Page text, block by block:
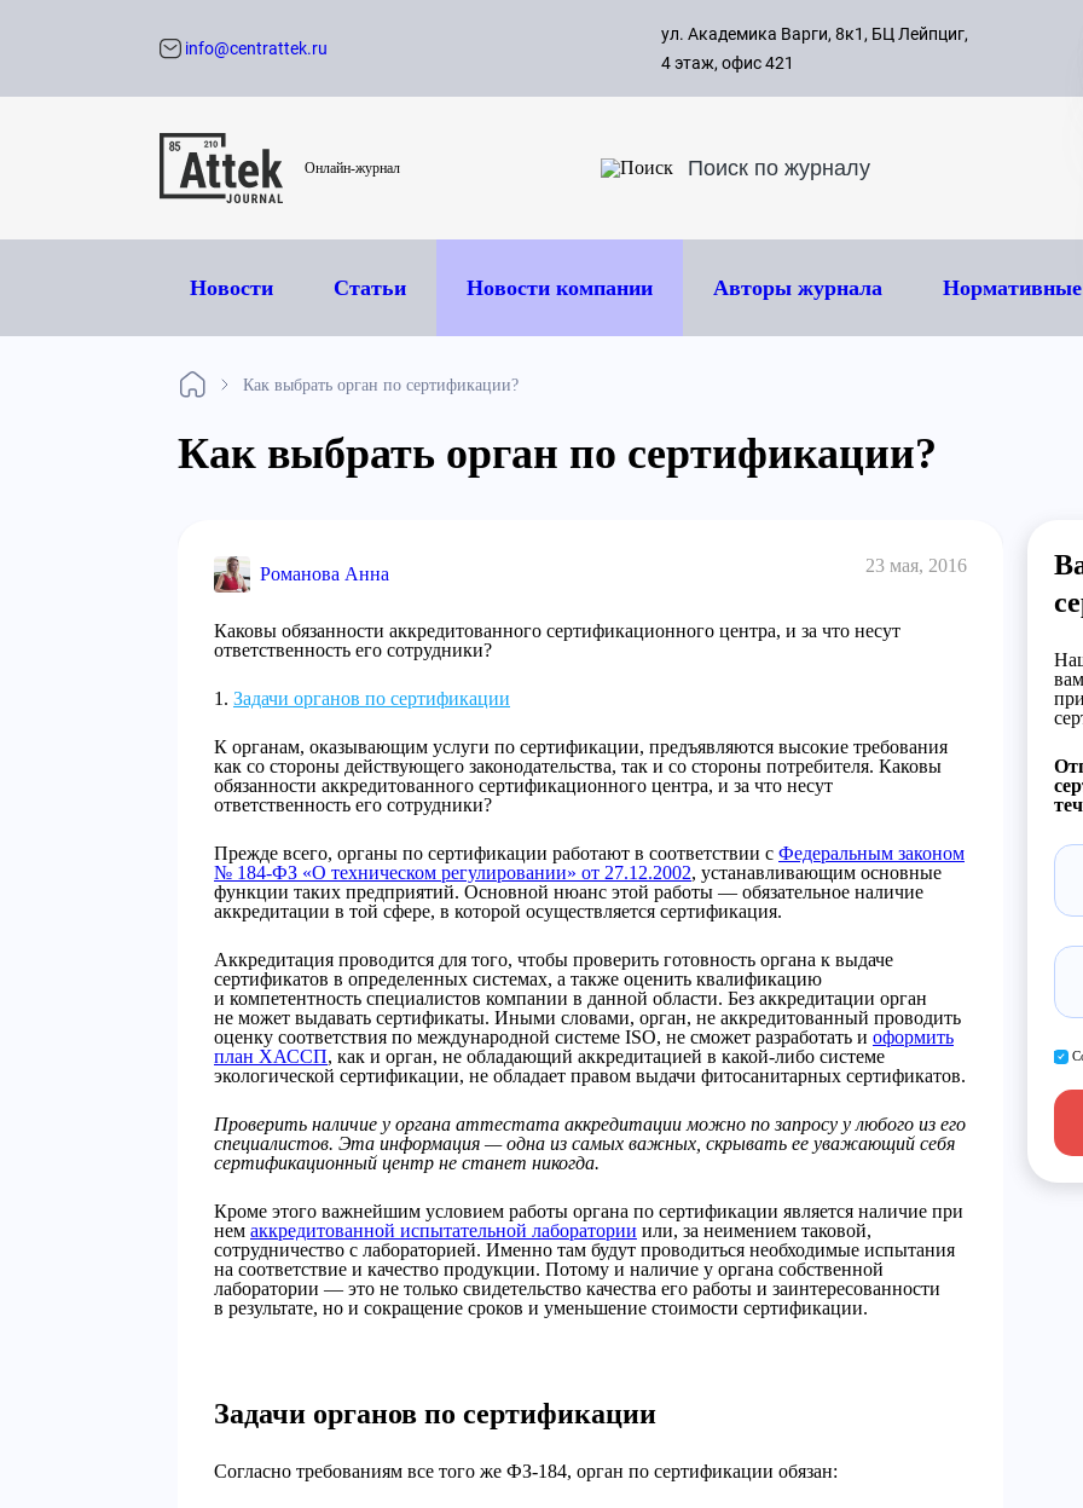
с 09:00
8 495
info@centrattek.ru
ул. Академика Варги, 8к1, БЦ Лейпциг,
4 этаж, офис 421
Онлайн-журнал
Новости Статьи Новости компании Авторы журнала
Как выбрать орган по сертификации?
Как выбрать орган по сертификации?
Романова Анна 23 мая, 2016
Каковы обязанности аккредитованного сертификационного центра, и за что несут
ответственность его сотрудники?
Задачи органов по сертификации
К органам, оказывающим услуги по сертификации, предъявляются высокие требования
как со стороны действующего законодательства, так и со стороны потребителя. Каковы
обязанности аккредитованного сертификационного центра, и за что несут
ответственность его сотрудники?
Прежде всего, органы по сертификации работают в соответствии с Федеральным законом
№ 184-ФЗ «О техническом регулировании» от 27.12.2002, устанавливающим основные
функции таких предприятий. Основной нюанс этой работы — обязательное наличие
аккредитации в той сфере, в которой осуществляется сертификация.
Аккредитация проводится для того, чтобы проверить готовность органа к выдаче
сертификатов в определенных системах, а также оценить квалификацию
и компетентность специалистов компании в данной области. Без аккредитации орган
не может выдавать сертификаты. Иными словами, орган, не аккредитованный проводить
оценку соответствия по международной системе ISO, не сможет разработать и оформить
план ХАССП, как и орган, не обладающий аккредитацией в какой-либо системе
экологической сертификации, не обладает правом выдачи фитосанитарных сертификатов.
Проверить наличие у органа аттестата аккредитации можно по запросу у любого из его
специалистов. Эта информация — одна из самых важных, скрывать ее уважающий себя
сертификационный центр не станет никогда.
Кроме этого важнейшим условием работы органа по сертификации является наличие при
нем аккредитованной испытательной лаборатории или, за неимением таковой,
сотрудничество с лабораторией. Именно там будут проводиться необходимые испытания
на соответствие и качество продукции. Потому и наличие у органа собственной
лаборатории — это не только свидетельство качества его работы и заинтересованности
в результате, но и сокращение сроков и уменьшение стоимости сертификации.
Задачи органов по сертификации
Согласно требованиям все того же ФЗ-184, орган по сертификации обязан: